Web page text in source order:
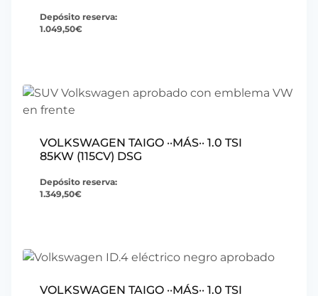
Depósito reserva:
1.049,50€
VOLKSWAGEN TAIGO ··MÁS·· 1.0 TSI
85KW (115CV) DSG
Depósito reserva:
1.349,50€
VOLKSWAGEN TAIGO ··MÁS·· 1.0 TSI